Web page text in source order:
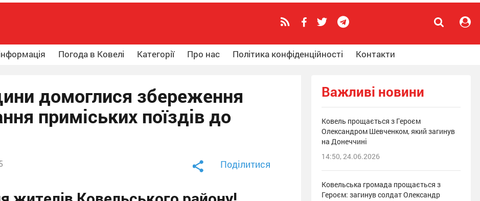
Погода в Ковелі Категорії Про нас Політика конфіденційності Контакти
домоглися збереження
приміських поїздів до
Поділитися
Важливі новини
Ковель прощається з Героєм
Олександром Шевченком, який загинув
на Донеччині
14:50, 24.06.2026
Ковельська громада прощається з
Героєм: загинув солдат Олександр